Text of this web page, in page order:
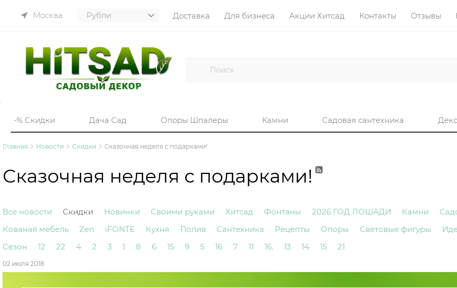
Москва Доставка Для бизнеса Акции Хитсад Контакты Отзывы
-% Скидки Дача Сад Опоры Шпалеры Камни Садовая сантехника
Главная Новости Скидки Сказочная неделя с подарками!
Сказочная неделя с подарками!
Все новости Скидки Новинки Своими руками Хитсад Фонтаны 2026 ГОД ЛОШАДИ Камни
Кованая мебель
Zen iFONTE Кухня Полив Сантехника Рецепты Опоры Световые фигуры
Сезон
12 22 4 2 3 1 8 6 15 9 5 16 7 11 16. 13 14 15 21
02 июля 2018